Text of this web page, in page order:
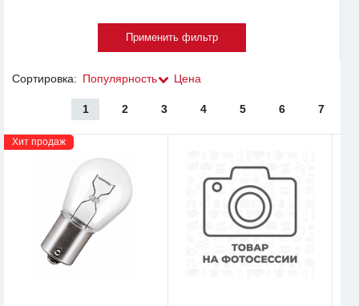
Сортировка: Популярность Цена
1 2 3 4 5 6 7
Хит продаж